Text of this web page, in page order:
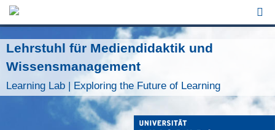
Jump to Navigation
Lehrstuhl für Mediendidaktik und
Wissensmanagement
Learning Lab | Exploring the Future of Learning